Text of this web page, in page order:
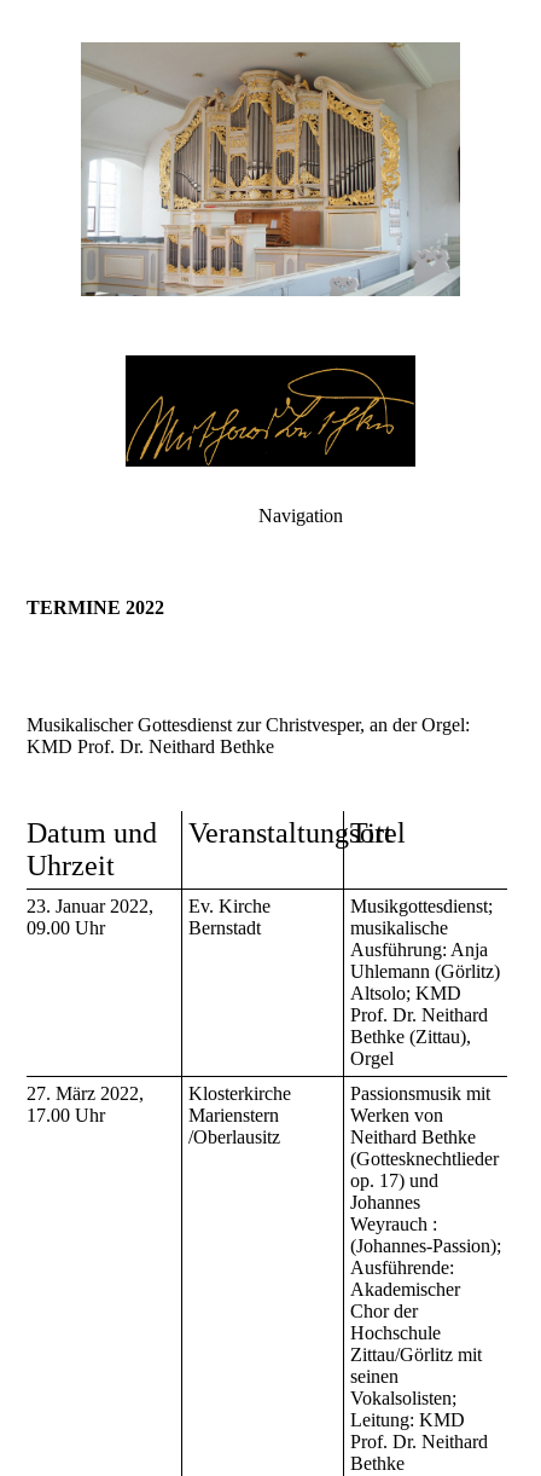
Navigation
TERMINE 2022
Musikalischer Gottesdienst zur Christvesper, an der Orgel:
KMD Prof. Dr. Neithard Bethke
Datum und
Uhrzeit
Veranstaltungsort
Titel
23. Januar 2022,
09.00 Uhr
Ev. Kirche
Bernstadt
Musikgottesdienst;
musikalische
Ausführung: Anja
Uhlemann (Görlitz)
Altsolo; KMD
Prof. Dr. Neithard
Bethke (Zittau),
Orgel
27. März 2022,
17.00 Uhr
Klosterkirche
Marienstern
/Oberlausitz
Passionsmusik mit
Werken von
Neithard Bethke
(Gottesknechtlieder
op. 17) und
Johannes
Weyrauch :
(Johannes-Passion);
Ausführende:
Akademischer
Chor der
Hochschule
Zittau/Görlitz mit
seinen
Vokalsolisten;
Leitung: KMD
Prof. Dr. Neithard
Bethke